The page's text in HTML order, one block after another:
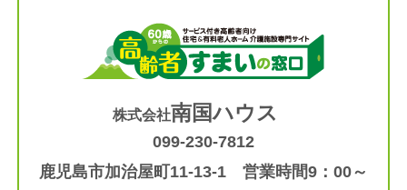
株式会社南国ハウス
099-230-7812
鹿児島市加治屋町11-13-1 営業時間9：00～